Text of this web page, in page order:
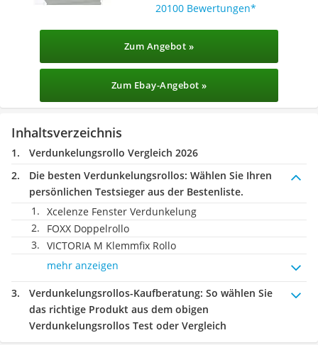
20100 Bewertungen
Zum Angebot »
Zum Ebay-Angebot »
Inhaltsverzeichnis
Verdunkelungsrollo Vergleich 2026
Die besten Verdunkelungsrollos: Wählen Sie Ihren
persönlichen Testsieger aus der Bestenliste.
Xcelenze Fenster Verdunkelung
FOXX Doppelrollo
VICTORIA M Klemmfix Rollo
mehr anzeigen
Verdunkelungsrollos-Kaufberatung: So wählen Sie
das richtige Produkt aus dem obigen
Verdunkelungsrollos Test oder Vergleich